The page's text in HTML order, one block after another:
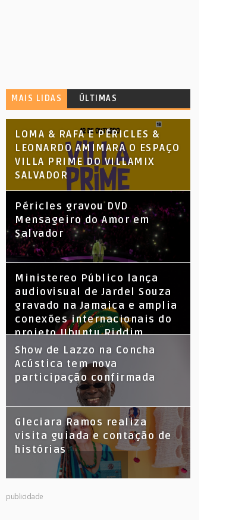
MAIS LIDAS ÚLTIMAS
LOMA & RAFA E PÉRICLES &
LEONARDO AMIMARA O ESPAÇO
VILLA PRIME DO VILLAMIX
SALVADOR
Péricles gravou DVD
Mensageiro do Amor em
Salvador
​Ministereo Público lança
audiovisual de Jardel Souza
gravado na Jamaica e amplia
conexões internacionais do
projeto Ubuntu Riddim
Show de Lazzo na Concha
Acústica tem nova
participação confirmada
Gleciara Ramos realiza
visita guiada e contação de
histórias
publicidade